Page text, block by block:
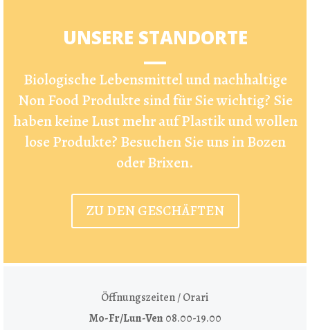
UNSERE STANDORTE
Biologische Lebensmittel und nachhaltige
Non Food Produkte sind für Sie wichtig? Sie
haben keine Lust mehr auf Plastik und wollen
lose Produkte? Besuchen Sie uns in Bozen
oder Brixen.
ZU DEN GESCHÄFTEN
Öffnungszeiten / Orari
Mo-Fr/Lun-Ven 08.00-19.00